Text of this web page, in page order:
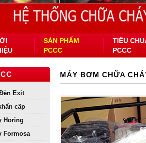
SẢN PHẨM
PCCC
TIÊU
PCCC
Exit
cấp
Horing
Formosa
MÁY BƠM CHỮA